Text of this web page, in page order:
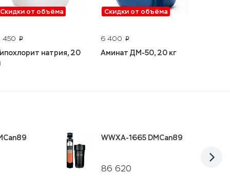
Скидки от объёма
450 p
натрия, 20
Скидки от объёма
6 400 p
Аминат ДМ-50, 20 кг
86 620
WWXA-1665 DMCan89